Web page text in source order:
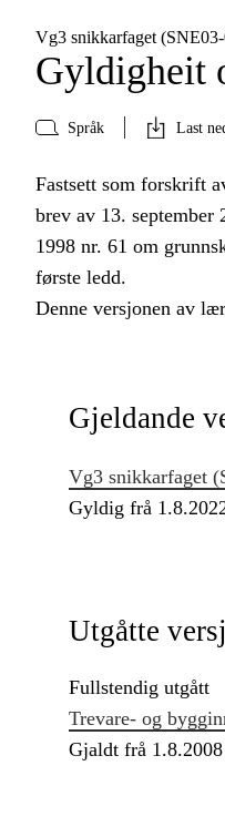
Vg3 snikkarfaget
Gyldigheit
Språk Last
Fastsett som forskrift
brev av 13.
1998 nr. 61 om
første ledd.
Denne versjonen av
Gjeldande
Vg3 snikkarfaget
Gyldig frå
Utgåtte
Fullstendig utgått
Trevare- og
Gjaldt frå